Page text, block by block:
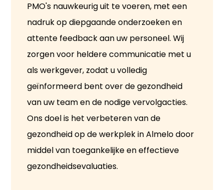
PMO's nauwkeurig uit te voeren, met een
nadruk op diepgaande onderzoeken en
attente feedback aan uw personeel. Wij
zorgen voor heldere communicatie met u
als werkgever, zodat u volledig
geïnformeerd bent over de gezondheid
van uw team en de nodige vervolgacties.
Ons doel is het verbeteren van de
gezondheid op de werkplek in Almelo door
middel van toegankelijke en effectieve
gezondheidsevaluaties.